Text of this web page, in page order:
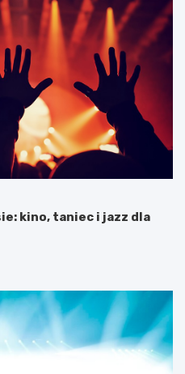
kino, taniec i jazz dla